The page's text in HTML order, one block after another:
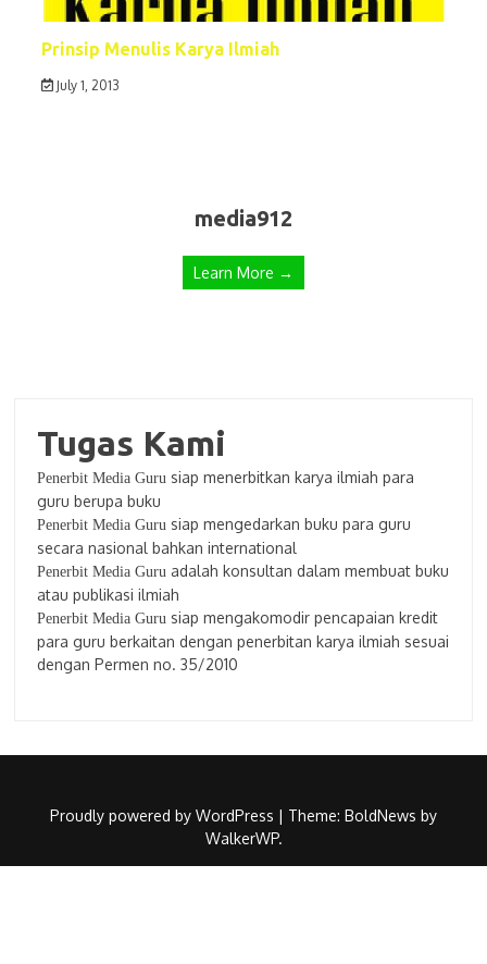
Prinsip Menulis Karya Ilmiah
July 1, 2013
media912
Learn More →
Tugas Kami
Penerbit Media Guru siap menerbitkan karya ilmiah para
guru berupa buku
Penerbit Media Guru siap mengedarkan buku para guru
secara nasional bahkan international
Penerbit Media Guru adalah konsultan dalam membuat buku
atau publikasi ilmiah
Penerbit Media Guru siap mengakomodir pencapaian kredit
para guru berkaitan dengan penerbitan karya ilmiah sesuai
dengan Permen no. 35/2010
Proudly powered by WordPress | Theme: BoldNews by
WalkerWP.